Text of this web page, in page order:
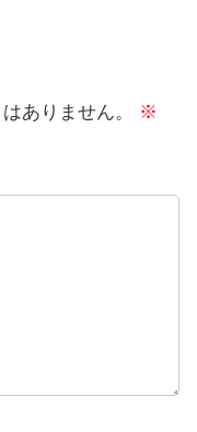
ありません。
※